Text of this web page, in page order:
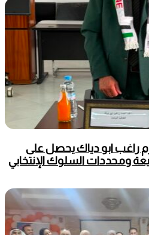
راغب ابو دياك يحصل على
ومحددات السلوك الإنتخابي